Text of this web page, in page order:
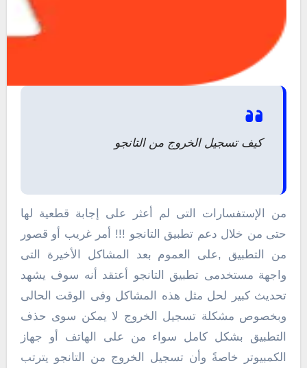
كيف تسجيل الخروج من التانجو
من الإستفسارات التى لم أعثر على إجابة قطعية لها
حتى من خلال دعم تطبيق التانجو !!! أمر غريب أو قصور
من التطبيق ,على العموم بعد المشاكل الأخيرة التى
واجهة مستخدمى تطبيق التانجو أعتقد أنه سوف يشهد
تحديث كبير لحل مثل هذه المشاكل وفى الوقت الحالى
وبخصوص مشكلة تسجيل الخروج لا يمكن سوى حذف
التطبيق بشكل كامل سواء من على الهاتف أو جهاز
الكمبيوتر خاصةً وأن تسجيل الخروج من التانجو يترتب